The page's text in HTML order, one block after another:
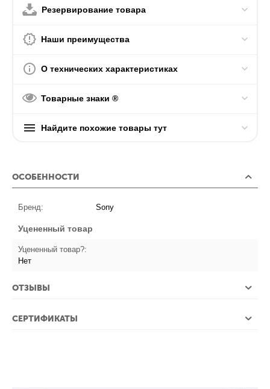
Резервирование товара
Наши преимущества
О технических характеристиках
Товарные знаки ®
Найдите похожие товары тут
ОСОБЕННОСТИ
Бренд: Sony
Уцененный товар
Уцененный товар?:
Нет
ОТЗЫВЫ
СЕРТИФИКАТЫ